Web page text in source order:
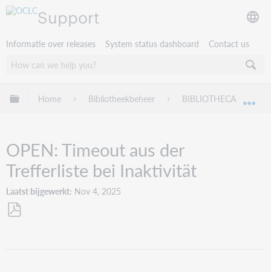
Support
Informatie over releases System status dashboard Contact us
Mondiale hiërarchie uitvouwen / samenvouwen
Home Bibliotheekbeheer BIBLIOTHECA
OPEN: Timeout aus der
Trefferliste bei Inaktivität
Laatst bijgewerkt Nov 4, 2025